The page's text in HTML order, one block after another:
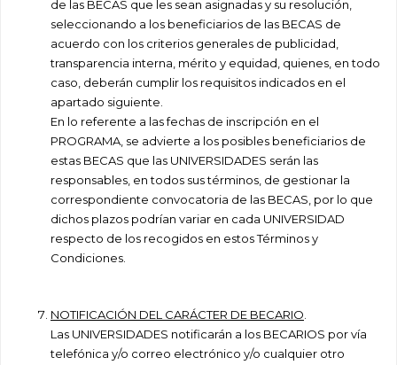
de las BECAS que les sean asignadas y su resolución,
seleccionando a los beneficiarios de las BECAS de
acuerdo con los criterios generales de publicidad,
transparencia interna, mérito y equidad, quienes, en todo
caso, deberán cumplir los requisitos indicados en el
apartado siguiente.
En lo referente a las fechas de inscripción en el
PROGRAMA, se advierte a los posibles beneficiarios de
estas BECAS que las UNIVERSIDADES serán las
responsables, en todos sus términos, de gestionar la
correspondiente convocatoria de las BECAS, por lo que
dichos plazos podrían variar en cada UNIVERSIDAD
respecto de los recogidos en estos Términos y
Condiciones.
NOTIFICACIÓN DEL CARÁCTER DE BECARIO
Las UNIVERSIDADES notificarán a los BECARIOS por vía
telefónica y/o correo electrónico y/o cualquier otro